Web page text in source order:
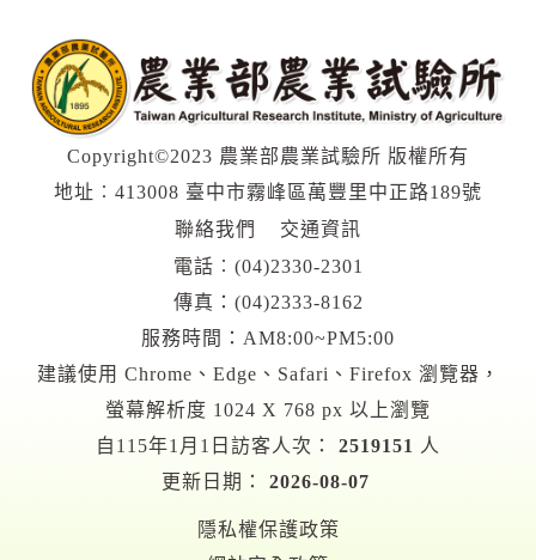
Copyright©2023 農業部農業試驗所 版權所有
地址︰413008 臺中市霧峰區萬豐里中正路189號
聯絡我們
交通資訊
電話︰ (04)2330-2301
傳真：(04)2333-8162
服務時間：AM8:00~PM5:00
建議使用 Chrome、Edge、Safari、Firefox 瀏覽器，
螢幕解析度 1024 X 768 px 以上瀏覽
自115年1月1日訪客人次：
2519151 人
更新日期：
2026-08-07
隱私權保護政策